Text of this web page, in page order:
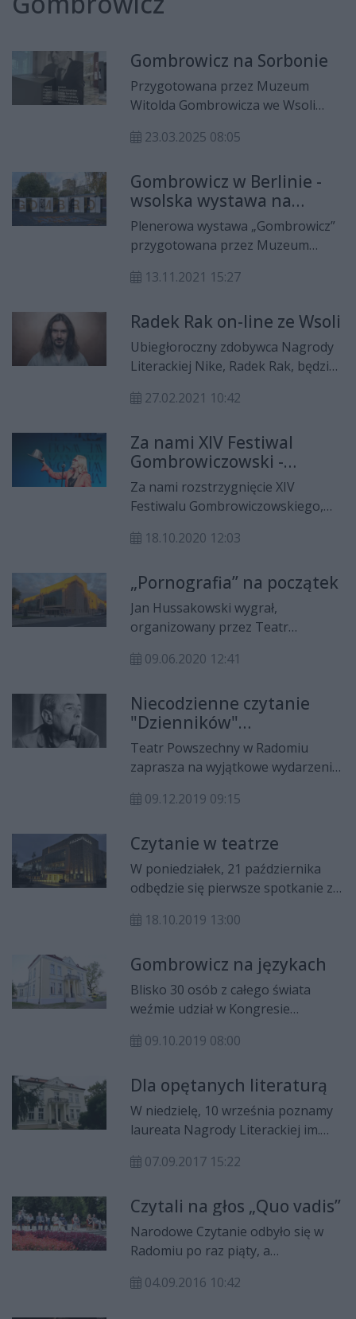
Gombrowicz na Sorbonie
Przygotowana przez Muzeum
Witolda Gombrowicza we Wsoli
Europejczyk” otwarta została na
23.03.2025 08:05
Gombrowicz w Berlinie -
wsolska wystawa na
niemieckim
Hansabibliothek
Plenerowa wystawa „Gombrowicz”
przygotowana przez Muzeum
otwarta została w Berlinie.
pisarza współorganizował berliński
oddział Instytutu Pileckiego.
Ekspozycję będzie można oglądać
przy Hansabibliothek (Altonaer
Strasse 15) do 19 grudnia.
13.11.2021 15:27
Radek Rak on-line ze Wsoli
Ubiegłoroczny zdobywca Nagrody
Literackiej Nike, Radek Rak, będzie
które zaprasza Muzeum Witolda
rozmawiała Anna Spólna.
Transmisja na żywo odbędzie się w
środę (03.03), początek o godzinie
18.00.
27.02.2021 10:42
Za nami XIV Festiwal
Gombrowiczowski -
zwyciężył Maladype
Theatre z Budapesztu
Za nami rozstrzygnięcie XIV
Festiwalu Gombrowiczowskiego,
Teatrze Powszechnym. Przyznano
najważniejszą, czyli Grand Prix
festiwalu.
18.10.2020 12:03
„Pornografia” na początek
Jan Hussakowski wygrał,
organizowany przez Teatr
reżyserów. Zmierzy się z
Gombrowicza.
09.06.2020 12:41
Niecodzienne czytanie
"Dzienników"
Gombrowicza
Teatr Powszechny w Radomiu
zaprasza na wyjątkowe wydarzenie,
Gombrowiczem zorganizowane w
09.12.2019 09:15
Czytanie w teatrze
W poniedziałek, 21 października
odbędzie się pierwsze spotkanie z
które organizuje Teatr
18.10.2019 13:00
Gombrowicz na językach
Blisko 30 osób z całego świata
weźmie udział w Kongresie
odbędzie się w Polsce i we Francji.
października, organizuje Muzeum
Witolda Gombrowicza we Wsoli we
współpracy z Instytutem Adama
Mickiewicza.
09.10.2019 08:00
Dla opętanych literaturą
W niedzielę, 10 września poznamy
laureata Nagrody Literackiej im.
„Opętani literaturą” już po raz
Literackiej im. Witolda
Gombrowicza.
07.09.2017 15:22
Czytali na głos „Quo vadis”
Narodowe Czytanie odbyło się w
Radomiu po raz piąty, a
prezentowali dzieło Henryka
04.09.2016 10:42